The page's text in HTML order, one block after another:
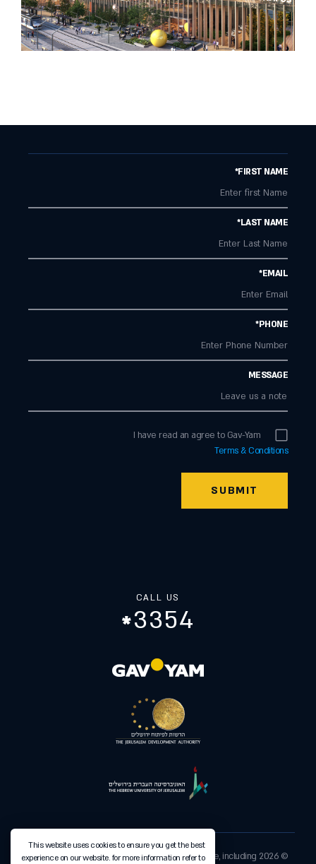
FIRST NAME*
LAST NAME*
EMAIL*
PHONE*
MESSAGE
I have read an agree to Gav-Yam
Terms & Conditions
CALL US
3354
© 2026 GAV-YAM | Everything shown on this website, including
This website uses cookies to ensure you get the best
experience on our website. for more information refer to